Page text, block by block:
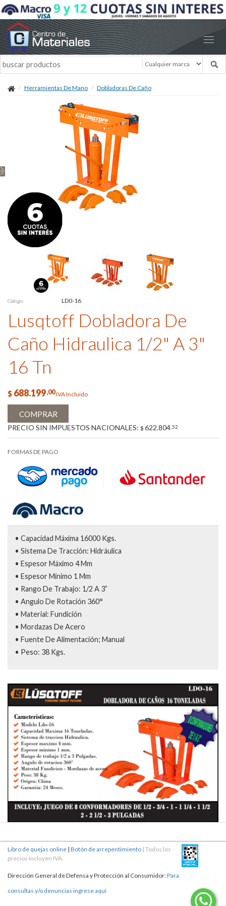
Herramientas De Mano Dobladoras De Caño
Código: LD0-16
Lusqtoff Dobladora De
Caño Hidraulica 1/2" A 3"
16 Tn
$ 688.199,00IVA Incluido
COMPRAR
PRECIO SIN IMPUESTOS NACIONALES: $ 622.804 ,52
FORMAS DE PAGO
• Capacidad Máxima 16000 Kgs.
• Sistema De Tracción: Hidráulica
• Espesor Máximo 4 Mm
• Espesor Mínimo 1 Mm
• Rango De Trabajo: 1/2 A 3”
• Angulo De Rotación 360°
• Material: Fundición
• Mordazas De Acero
• Fuente De Alimentación; Manual
• Peso: 38 Kgs.
Libro de quejas online | Botón de arrepentimiento | Todos los
precios incluyen IVA.
Dirección General de Defensa y Protección al Consumidor:Para
consultas y/o denuncias ingrese aquí